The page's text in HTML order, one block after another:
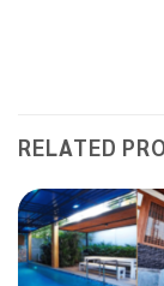
RELATED